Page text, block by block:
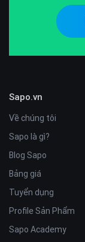
Sapo.vn
Về chúng tôi
Sapo là gì?
Blog Sapo
Bảng giá
Tuyển dụng
Profile Sản Phẩm
Sapo Academy